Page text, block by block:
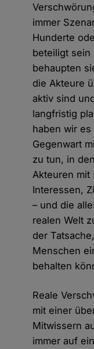
immer
Hunderte
beteiligt sein
behaupten
die Akteure
aktiv sind
langfristig
haben wir
Gegenwart
zu tun, in
Akteuren mit
Interessen,
– und die
realen Welt
der
Menschen
behalten
Reale
mit einer
Mitwissern
immer auf